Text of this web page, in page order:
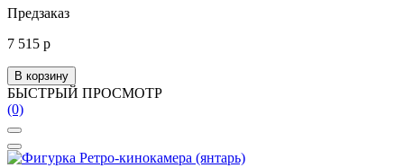
Предзаказ
7 515 р
В корзину
БЫСТРЫЙ ПРОСМОТР
(0)